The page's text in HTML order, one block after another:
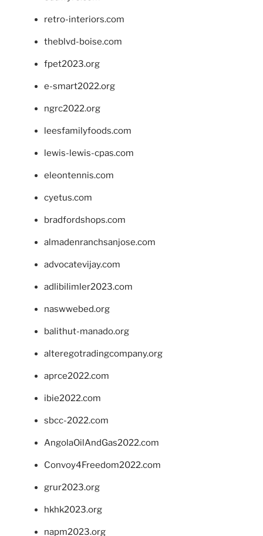
retro-interiors.com
theblvd-boise.com
fpet2023.org
e-smart2022.org
ngrc2022.org
leesfamilyfoods.com
lewis-lewis-cpas.com
eleontennis.com
cyetus.com
bradfordshops.com
almadenranchsanjose.com
advocatevijay.com
adlibilimler2023.com
naswwebed.org
balithut-manado.org
alteregotradingcompany.org
aprce2022.com
ibie2022.com
sbcc-2022.com
AngolaOilAndGas2022.com
Convoy4Freedom2022.com
grur2023.org
hkhk2023.org
napm2023.org